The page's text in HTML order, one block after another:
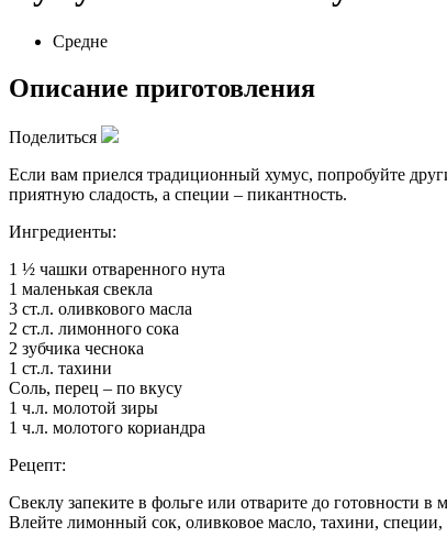
Средне
Описание приготовления
Поделиться
Если вам приелся традиционный хумус, попробуйте
приятную сладость, а специи – пикантность.
Ингредиенты:
1 ½ чашки отваренного нута
1 маленькая свекла
3 ст.л. оливкового масла
2 ст.л. лимонного сока
2 зубчика чеснока
1 ст.л. тахини
Соль, перец – по вкусу
1 ч.л. молотой зиры
1 ч.л. молотого кориандра
Рецепт:
Свеклу запеките в фольге или отварите до готовности
Влейте лимонный сок, оливковое масло, тахини, специи,